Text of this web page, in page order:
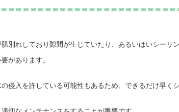
別れしており隙間が生じていたり、あるいはいシーリ
があります。
侵入を許している可能性もあるため、できるだけ早く